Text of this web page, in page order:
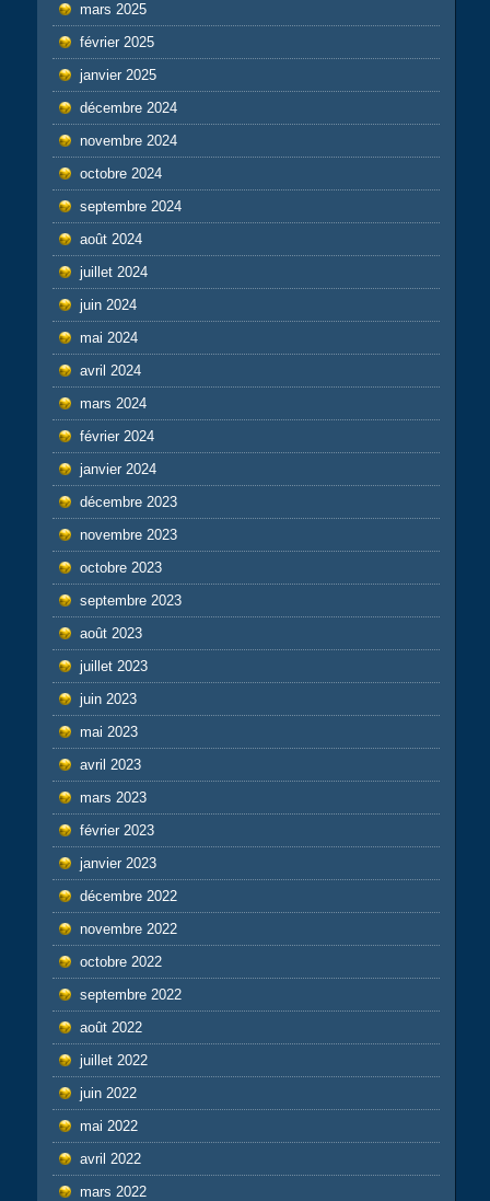
mars 2025
février 2025
janvier 2025
décembre 2024
novembre 2024
octobre 2024
septembre 2024
août 2024
juillet 2024
juin 2024
mai 2024
avril 2024
mars 2024
février 2024
janvier 2024
décembre 2023
novembre 2023
octobre 2023
septembre 2023
août 2023
juillet 2023
juin 2023
mai 2023
avril 2023
mars 2023
février 2023
janvier 2023
décembre 2022
novembre 2022
octobre 2022
septembre 2022
août 2022
juillet 2022
juin 2022
mai 2022
avril 2022
mars 2022